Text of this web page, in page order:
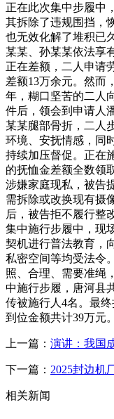
正在此次集中步履中
其拆除了违规围挡，
也无效化解了堆积已
某某、孙某某依法享
正在差额，二人申请
差额13万余元。然而
年，糊口坚苦的二人
件后，领会到申请人
某某腿部骨折，二人
环境、安抚情感，同
持续加压督促。正在
的抚恤金差额全数领
涉嫌家庭现私，被告
需拆除或改换现有摄
后，被告拒不履行整
集中施行步履中，现
契机进行普法教育，
私密空间等均受法令
照、合理、需要准绳
中施行步履，唐河县
传被施行人4名。最
到位金额共计39万元。
上一篇： 演讲：我国
下一篇： 2025封边机
相关新闻